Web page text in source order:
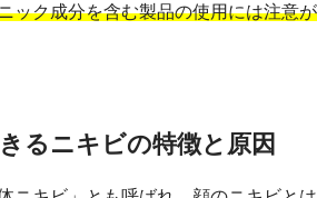
ック成分を含む製品の使用には注意が
るニキビの特徴と原因